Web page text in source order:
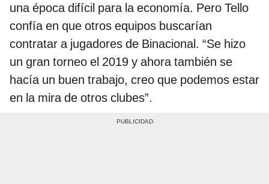
una época difícil para la economía. Pero Tello
confía en que otros equipos buscarían
contratar a jugadores de Binacional. “Se hizo
un gran torneo el 2019 y ahora también se
hacía un buen trabajo, creo que podemos estar
en la mira de otros clubes”.